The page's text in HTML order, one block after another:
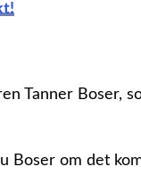
Tanner Boser,
Boser om det